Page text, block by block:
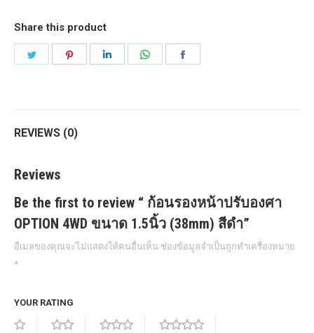
(38mm)
สีดำ
quantity
Share this product
REVIEWS (0)
Reviews
Be the first to review “ ก้อนรองหน้าปรับองศา
OPTION 4WD ขนาด 1.5นิ้ว (38mm) สีดำ”
อีเมลของคุณจะไม่แสดงให้คนอื่นเห็น ช่องข้อมูลจำเป็นถูกทำเครื่องหมาย
*
YOUR RATING